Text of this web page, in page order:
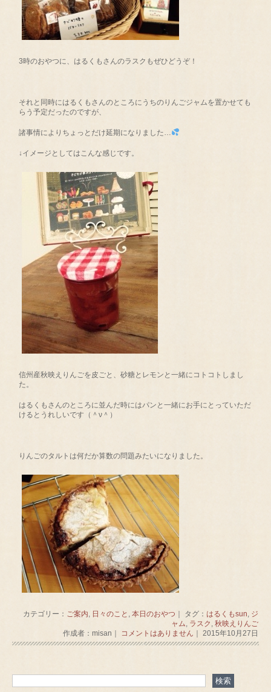
3時のおやつに、はるくもさんのラスクもぜひどうぞ！
それと同時にはるくもさんのところにうちのりんごジャムを置かせても
らう予定だったのですが、
諸事情によりちょっとだけ延期になりました…
↓イメージとしてはこんな感じです。
信州産秋映えりんごを皮ごと、砂糖とレモンと一緒にコトコトしまし
た。
はるくもさんのところに並んだ時にはパンと一緒にお手にとっていただ
けるとうれしいです（＾ν＾）
りんごのタルトは何だか算数の問題みたいになりました。
カテゴリー： ご案内 日々のこと 本日のおやつ ｜ タグ： はるくもsun ジ
ャム ラスク 秋映えりんご
作成者：misan｜
コメントはありません ｜ 2015年10月27日